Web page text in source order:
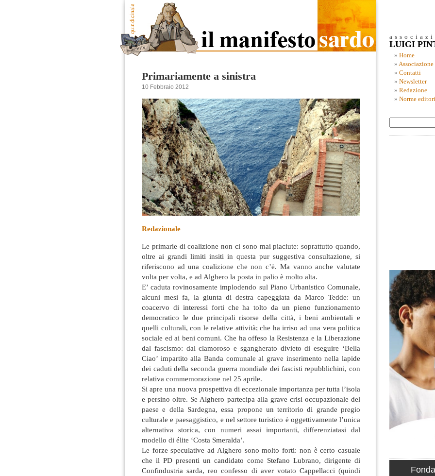
Primariamente a sinistra
10 Febbraio 2012
Redazionale
Le primarie di coalizione non ci sono mai piaciute: soprattutto quando,
oltre ai grandi limiti insiti in questa pur suggestiva consultazione, si
riferiscono ad una coalizione che non c’è. Ma vanno anche valutate
volta per volta, e ad Alghero la posta in palio è molto alta.
E’ caduta rovinosamente implodendo sul Piano Urbanistico Comunale,
alcuni mesi fa, la giunta di destra capeggiata da Marco Tedde: un
coacervo di interessi forti che ha tolto da un pieno funzionamento
democratico le due principali risorse della città, i beni ambientali e
quelli culturali, con le relative attività; che ha irriso ad una vera politica
sociale ed ai beni comuni. Che ha offeso la Resistenza e la Liberazione
dal fascismo: dal clamoroso e sgangherato divieto di eseguire ‘Bella
Ciao’ impartito alla Banda comunale al grave inserimento nella lapide
dei caduti della seconda guerra mondiale dei fascisti repubblichini, con
relativa commemorazione nel 25 aprile.
Si apre una nuova prospettiva di eccezionale importanza per tutta l’isola
e persino oltre. Se Alghero partecipa alla grave crisi occupazionale del
paese e della Sardegna, essa propone un territorio di grande pregio
culturale e paesaggistico, e nel settore turistico è oggettivamente l’unica
alternativa storica, con numeri assai importanti, differenziatasi dal
modello di élite ‘Costa Smeralda’.
Le forze speculative ad Alghero sono molto forti: non è certo casuale
che il PD presenti un candidato come Stefano Lubrano, dirigente di
Confindustria sarda, reo confesso di aver votato Cappellacci (quindi
LUIGI
Home
Associazione
Contatti
Newsletter
Redazione
Norme